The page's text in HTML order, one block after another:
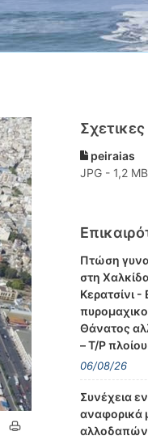
peiraias
JPG - 1,2 MB
Πτώση
στη
Κερατσίνι
Θάνατος
– Τ/Ρ
06/08/26
Συνέχεια
αναφορικά
αλλοδαπών